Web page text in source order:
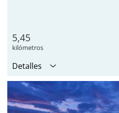
5,45
kilómetros
Detalles